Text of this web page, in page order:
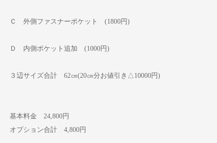
Ｃ 外側ファスナーポケット (1800円)
Ｄ 内側ポケット追加 (1000円)
３辺サイズ合計 62㎝(20㎝分お値引き△10000円)
基本料金 24,800円
オプション合計 4,800円